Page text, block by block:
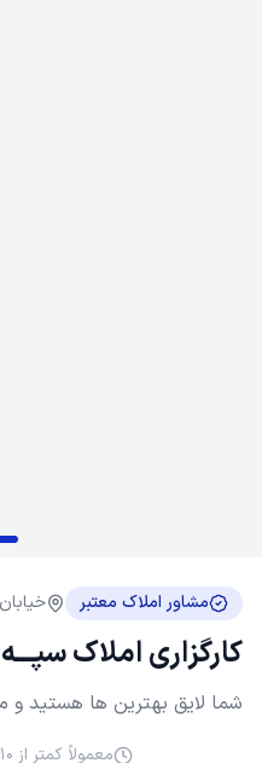
مشاور املاک معتبر خیابان
کارگزاری املاک سپـــه
شما لایق بهترین ها هستید و
معمولاً کمتر از ۱۰ دقیقه پاسخ می‌دهیم